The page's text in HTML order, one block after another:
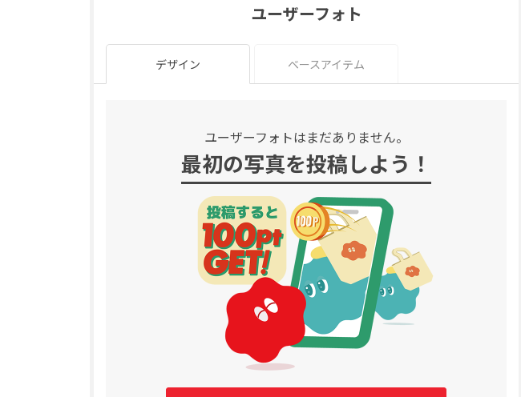
ユーザーフォト
デザイン ベースアイテム
ユーザーフォトはまだありません。
最初の写真を投稿しよう！